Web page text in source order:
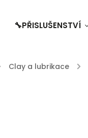
🔧PŘISLUŠENSTVÍ
Clay a lubrikace /